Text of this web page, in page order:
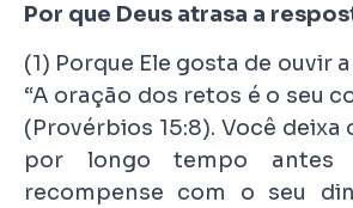
Por que Deus atrasa a
(1) Porque Ele gosta de ouvir
“A oração dos retos é o seu
(Provérbios 15:8). Você
por longo tempo
recompense com o seu